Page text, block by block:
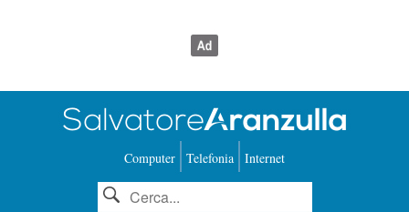
Computer Telefonia Internet